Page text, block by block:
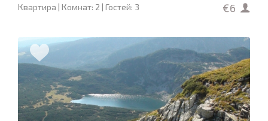
Квартира | Комнат: 2 | Гостей: 3
€6